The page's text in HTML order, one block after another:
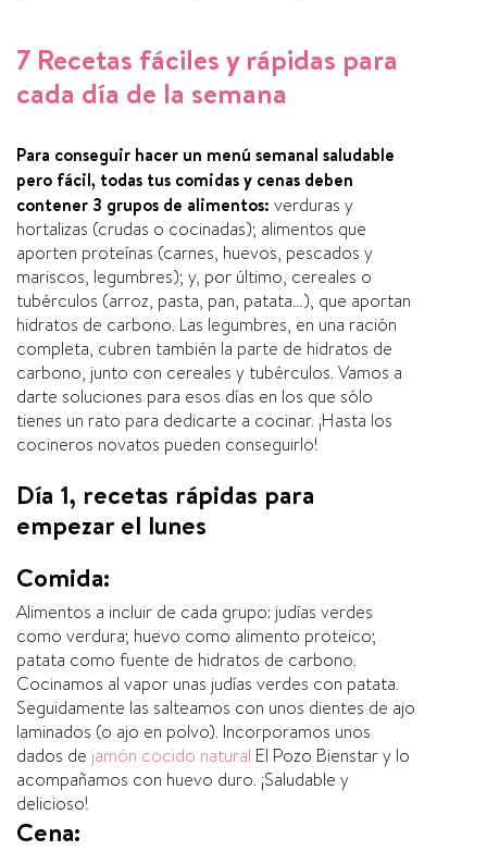
7 Recetas fáciles y rápidas para
cada día de la semana
Para conseguir hacer un menú semanal saludable
pero fácil, todas tus comidas y cenas deben
contener 3 grupos de alimentos: verduras y
hortalizas (crudas o cocinadas); alimentos que
aporten proteínas (carnes, huevos, pescados y
mariscos, legumbres); y, por último, cereales o
tubérculos (arroz, pasta, pan, patata…), que aportan
hidratos de carbono. Las legumbres, en una ración
completa, cubren también la parte de hidratos de
carbono, junto con cereales y tubérculos. Vamos a
darte soluciones para esos días en los que sólo
tienes un rato para dedicarte a cocinar. ¡Hasta los
cocineros novatos pueden conseguirlo!
Día 1, recetas rápidas para
empezar el lunes
Comida:
Alimentos a incluir de cada grupo: judías verdes
como verdura; huevo como alimento proteico;
patata como fuente de hidratos de carbono.
Cocinamos al vapor unas judías verdes con patata.
Seguidamente las salteamos con unos dientes de ajo
laminados (o ajo en polvo). Incorporamos unos
dados de jamón cocido natural El Pozo Bienstar y lo
acompañamos con huevo duro. ¡Saludable y
delicioso!
Cena: